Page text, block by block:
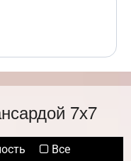
7х7
Все